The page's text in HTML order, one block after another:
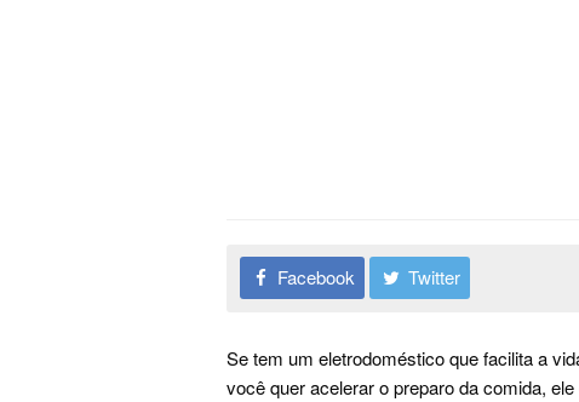
Facebook Twitter
Se tem um eletrodoméstico que facilita a
você quer acelerar o preparo da comida,